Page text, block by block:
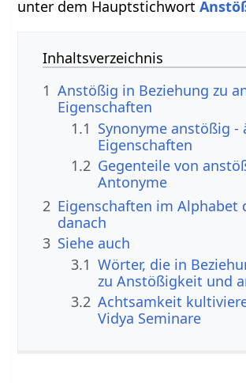
unter dem Hauptstichwort
Inhaltsverzeichnis
1 Anstößig in Beziehung zu
Eigenschaften
1.1 Synonyme anstößig -
Eigenschaften
1.2 Gegenteile von
Antonyme
2 Eigenschaften im Alphabet
danach
3 Siehe auch
3.1 Wörter, die in
zu Anstößigkeit und
3.2 Achtsamkeit
Vidya Seminare